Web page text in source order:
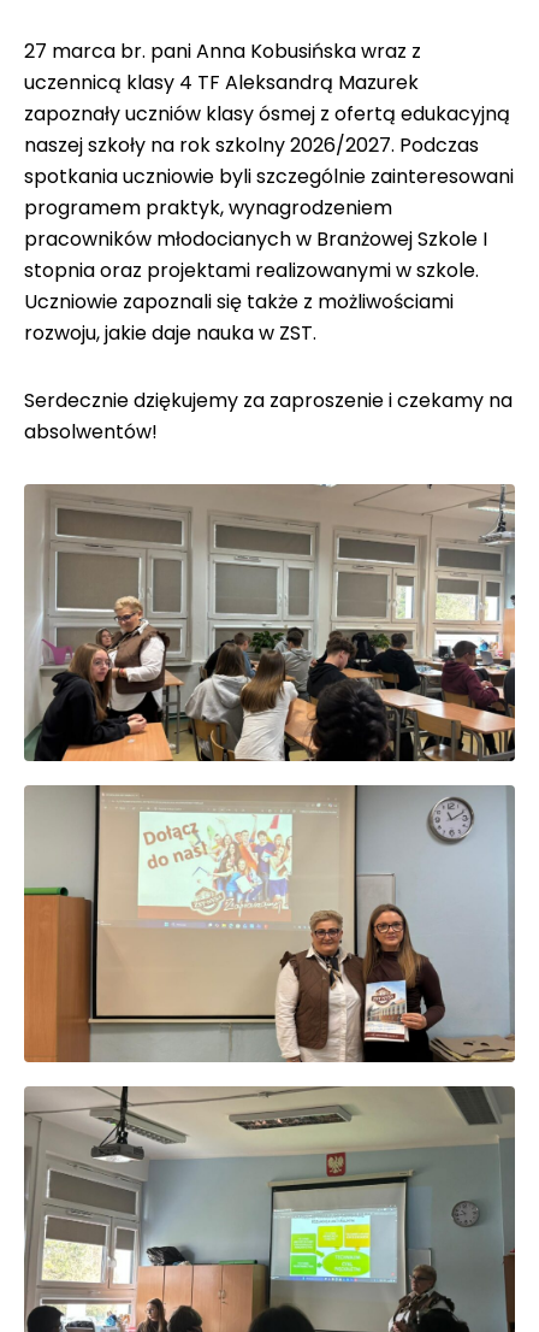
27 marca br. pani Anna Kobusińska wraz z
uczennicą klasy 4 TF Aleksandrą Mazurek
zapoznały uczniów klasy ósmej z ofertą edukacyjną
naszej szkoły na rok szkolny 2026/2027. Podczas
spotkania uczniowie byli szczególnie zainteresowani
programem praktyk, wynagrodzeniem
pracowników młodocianych w Branżowej Szkole I
stopnia oraz projektami realizowanymi w szkole.
Uczniowie zapoznali się także z możliwościami
rozwoju, jakie daje nauka w ZST.
Serdecznie dziękujemy za zaproszenie i czekamy na
absolwentów!